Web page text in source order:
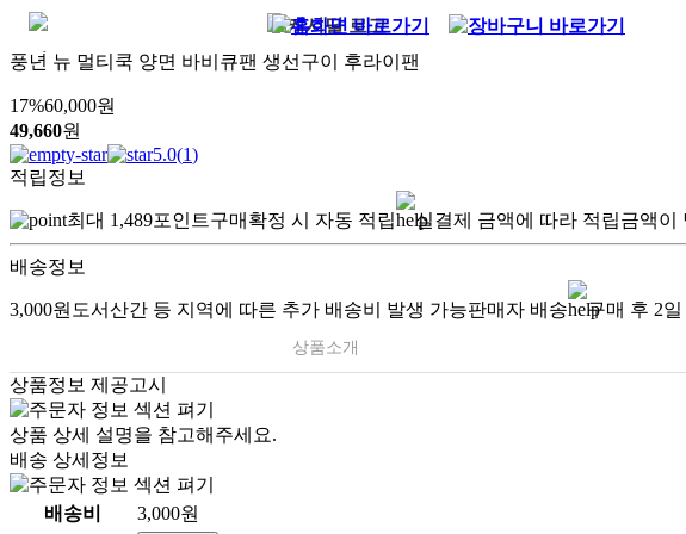
풍년 뉴 멀티쿡 양면 바비큐팬 생선구이 후라이팬
17%60,000원
49,660원
5.0(1)
적립정보
최대 1,489포인트구매확정 시 자동 적립 실결제 금액에 따라 적립금액이
배송정보
3,000원 도서산간 등 지역에 따른 추가 배송비 발생 가능판매자 배송 구매 후 2
상품소개
상품정보 제공고시
상품 상세 설명을 참고해주세요.
배송 상세정보
배송비 3,000원